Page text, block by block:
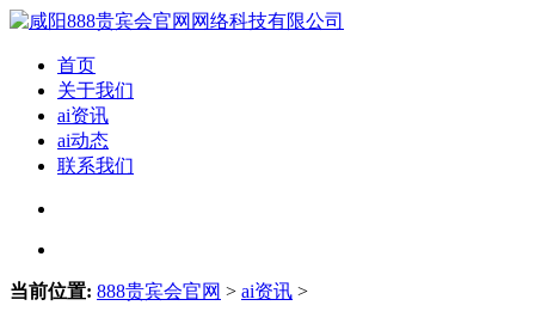
首页
关于我们
ai资讯
ai动态
联系我们
当前位置: 888贵宾会官网 > ai资讯 >